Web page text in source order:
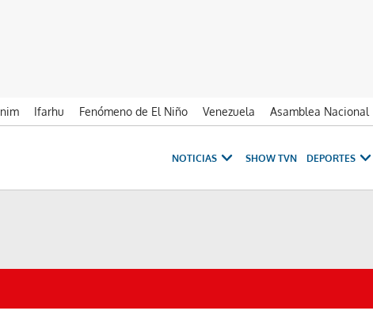
Ifarhu Fenómeno de El Niño Venezuela Asamblea Nacional
NOTICIAS SHOW TVN DEPORTES